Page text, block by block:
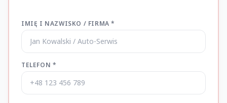
IMIĘ I NAZWISKO / FIRMA *
TELEFON *